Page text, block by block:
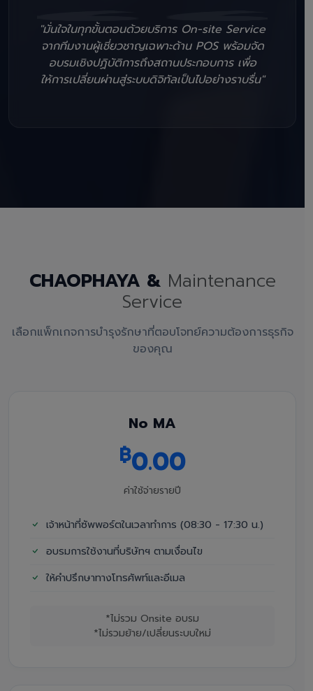
"มั่นใจในทุกขั้นตอนด้วยบริการ On-site Service
จากทีมงานผู้เชี่ยวชาญเฉพาะด้าน POS พร้อมจัด
อบรมเชิงปฏิบัติการถึงสถานประกอบการ เพื่อ
ให้การเปลี่ยนผ่านสู่ระบบดิจิทัลเป็นไปอย่างราบรื่น"
CHAOPHAYA & Maintenance
Service
เลือกแพ็กเกจการบำรุงรักษาที่ตอบโจทย์ความต้องการธุรกิจ
ของคุณ
No MA
฿0.00
ค่าใช้จ่ายรายปี
เจ้าหน้าที่ซัพพอร์ตในเวลาทำการ (08:30 - 17:30 น.)
อบรมการใช้งานที่บริษัทฯ ตามเงื่อนไข
ให้คำปรึกษาทางโทรศัพท์และอีเมล
*ไม่รวม Onsite อบรม
*ไม่รวมย้าย/เปลี่ยนระบบใหม่